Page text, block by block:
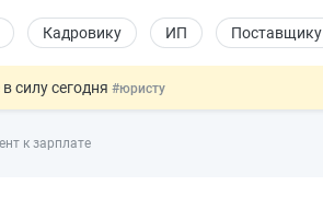
Кадровику ИП Поставщику
силу сегодня #юристу
и гражданство: закон подписан
по 44-ФЗ
к зарплате